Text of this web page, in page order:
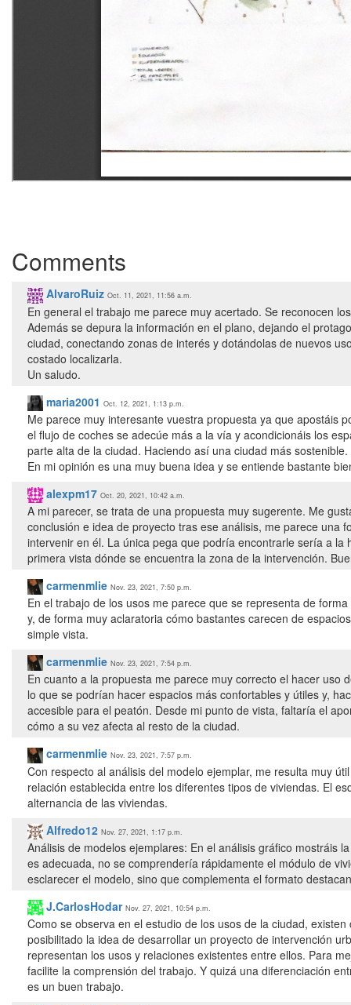
Comments
AlvaroRuiz Oct. 11, 2021, 11:56 a.m.
En general el trabajo me parece muy acertado. Se reconocen
Además se depura la información en el plano, dejando el
ciudad, conectando zonas de interés y dotándolas de nuevos
costado localizarla.
Un saludo.
maria2001 Oct. 12, 2021, 1:13 p.m.
Me parece muy interesante vuestra propuesta ya que apostáis
el flujo de coches se adecúe más a la vía y acondicionáis los
parte alta de la ciudad. Haciendo así una ciudad más sostenible.
En mi opinión es una muy buena idea y se entiende bastante
alexpm17 Oct. 20, 2021, 10:42 a.m.
A mi parecer, se trata de una propuesta muy sugerente. Me
conclusión e idea de proyecto tras ese análisis, me parece
intervenir en él. La única pega que podría encontrarle sería a
primera vista dónde se encuentra la zona de la intervención.
carmenmlie Nov. 23, 2021, 7:50 p.m.
En el trabajo de los usos me parece que se representa de
y, de forma muy aclaratoria cómo bastantes carecen de
simple vista.
carmenmlie Nov. 23, 2021, 7:54 p.m.
En cuanto a la propuesta me parece muy correcto el hacer uso
lo que se podrían hacer espacios más confortables y útiles y,
accesible para el peatón. Desde mi punto de vista, faltaría el
cómo a su vez afecta al resto de la ciudad.
carmenmlie Nov. 23, 2021, 7:57 p.m.
Con respecto al análisis del modelo ejemplar, me resulta muy
relación establecida entre los diferentes tipos de viviendas. El
alternancia de las viviendas.
Alfredo12 Nov. 27, 2021, 1:17 p.m.
Análisis de modelos ejemplares: En el análisis gráfico mostráis
es adecuada, no se comprendería rápidamente el módulo de
esclarecer el modelo, sino que complementa el formato
J.CarlosHodar Nov. 27, 2021, 10:54 p.m.
Como se observa en el estudio de los usos de la ciudad,
posibilitado la idea de desarrollar un proyecto de intervención
representan los usos y relaciones existentes entre ellos. Para
facilite la comprensión del trabajo. Y quizá una diferenciación
es un buen trabajo.